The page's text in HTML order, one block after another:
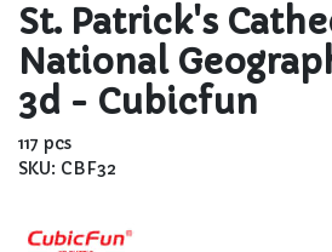
St. Patrick's
National
3d - Cubicfun
117 pcs
SKU: CBF32